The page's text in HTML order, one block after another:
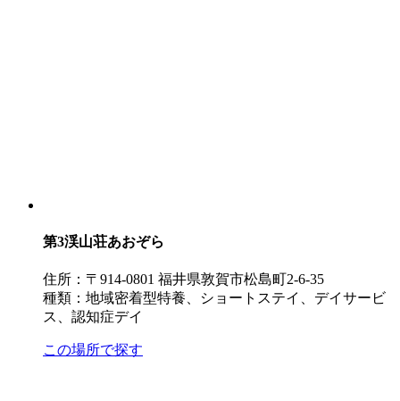
第3渓山荘あおぞら
住所：〒914-0801 福井県敦賀市松島町2-6-35
種類：地域密着型特養、ショートステイ、デイサービ
ス、認知症デイ
この場所で探す